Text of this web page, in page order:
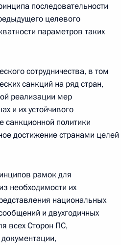
климатапоследовательности
целевого
параметров таких
сотрудничества, в том
санкций на ряд стран,
реализации мер
и их устойчивого
политики
достижение странами целей
рамок для
необходимости их
национальных
и двухгодичных
всех Сторон ПС,